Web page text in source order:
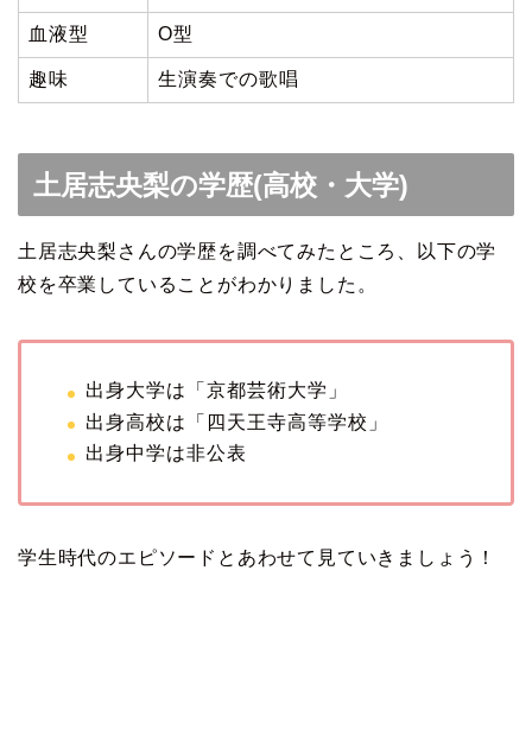
血液型 O型
趣味 生演奏での歌唱
土居志央梨の学歴(高校・大学)
土居志央梨さんの学歴を調べてみたところ、以下の学
校を卒業していることがわかりました。
出身大学は「京都芸術大学」
出身高校は「四天王寺高等学校」
出身中学は非公表
学生時代のエピソードとあわせて見ていきましょう！